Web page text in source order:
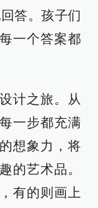
答。孩子们
一个答案都
计之旅。从
一步都充满
想象力，将
的艺术品。
有的则画上